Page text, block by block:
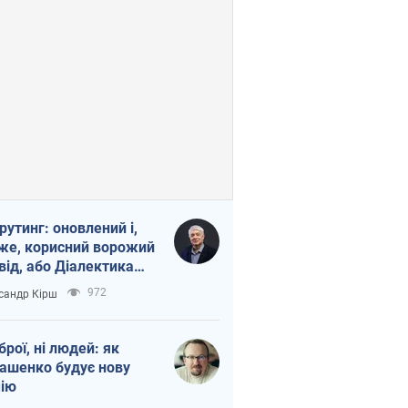
оновлений і,
корисний ворожий
або Діалектика
боягузтва
Кірш 972
ні людей: як
будує нову